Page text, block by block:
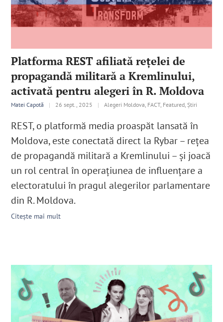
Platforma REST afiliată reţelei de
propagandă militară a Kremlinului,
activată pentru alegeri în R. Moldova
Matei Capotă | 26 sept., 2025 | Alegeri Moldova, FACT, Featured, Știri
REST, o platformă media proaspăt lansată în
Moldova, este conectată direct la Rybar – rețea
de propagandă militară a Kremlinului – şi joacă
un rol central în operaţiunea de influenţare a
electoratului în pragul alegerilor parlamentare
din R. Moldova.
Citește mai mult